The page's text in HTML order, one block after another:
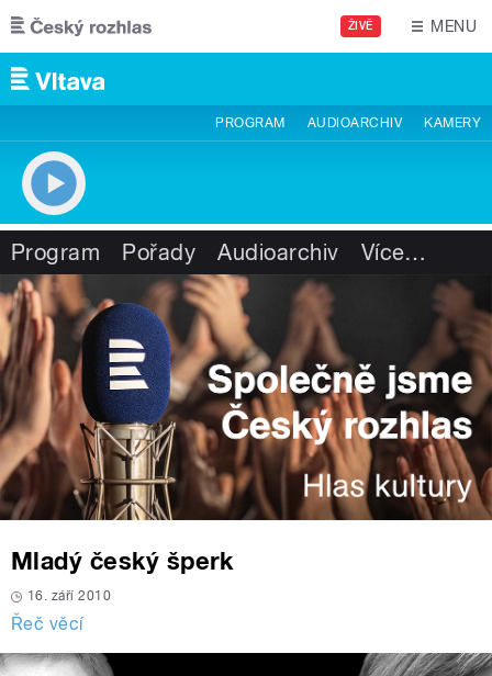
Přejít k hlavnímu obsahu
ŽIVĚ MENU
PROGRAM AUDIOARCHIV KAMERY
Program Pořady Audioarchiv Více…
Mladý český šperk
16. září 2010
Řeč věcí